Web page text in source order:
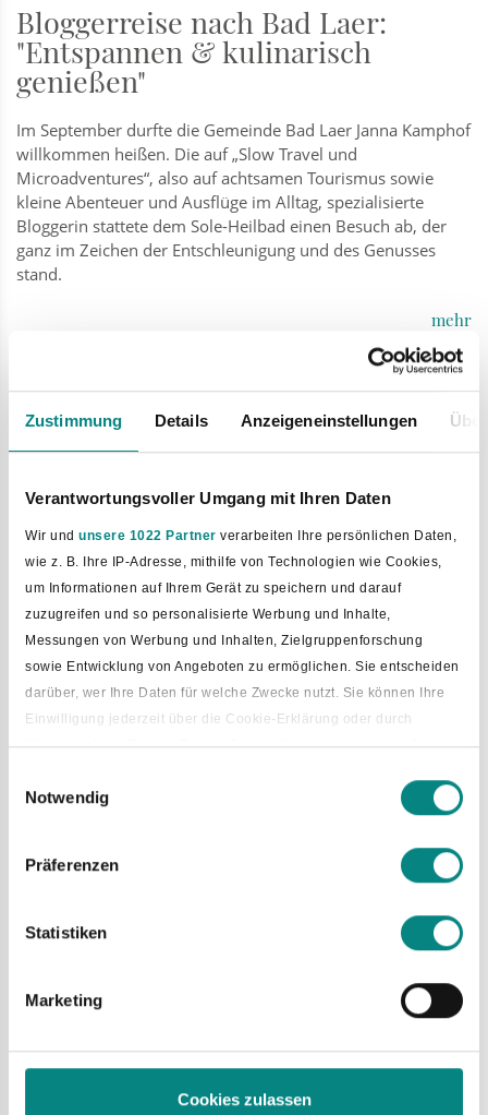
Zustimmung Details Anzeigeneinstellungen
Verantwortungsvoller Umgang mit Ihren Daten
Wir und unsere 1022 Partner verarbeiten Ihre persönlichen Daten,
wie z. B. Ihre IP-Adresse, mithilfe von Technologien wie Cookies,
um Informationen auf Ihrem Gerät zu speichern und darauf
zuzugreifen und so personalisierte Werbung und Inhalte,
Messungen von Werbung und Inhalten, Zielgruppenforschung
sowie Entwicklung von Angeboten zu ermöglichen. Sie entscheiden
darüber, wer Ihre Daten für welche Zwecke nutzt. Sie können Ihre
Einwilligung jederzeit über die Cookie-Erklärung oder durch
Klicken auf das Privacy Trigger Symbol ändern oder widerrufen
Wenn Sie es erlauben, würden wir auch gerne:
Erfahren Sie mehr darüber, wie Ihre persönlichen Daten verarbeitet
Notwendig
Präferenzen
Statistiken
Marketing
Cookies zulassen
Bloggerreise nach Bad Laer:
"Entspannen & kulinarisch
genießen"
Im September durfte die Gemeinde Bad Laer Janna Kamphof
willkommen heißen. Die auf „Slow Travel und
Microadventures“, also auf achtsamen Tourismus sowie
kleine Abenteuer und Ausflüge im Alltag, spezialisierte
Bloggerin stattete dem Sole-Heilbad einen Besuch ab, der
ganz im Zeichen der Entschleunigung und des Genusses
stand.
mehr
Mi
Neues Standesamt-Team stellt
gerecht zu werden, war das Ziel von Bürgermeister Tobias
Avermann bei der diesjährigen Trennung des Fachbereiches
„Bauen“ und 3 – „Ordnung und Soziales“, welche künftig
durch zwei neue Fachbereichsleiter koordiniert werden. Seit